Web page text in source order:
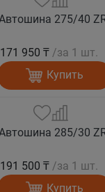
171 950 ₸ /за 1 шт.
Купить
191 500 ₸ /за 1 шт.
Купить